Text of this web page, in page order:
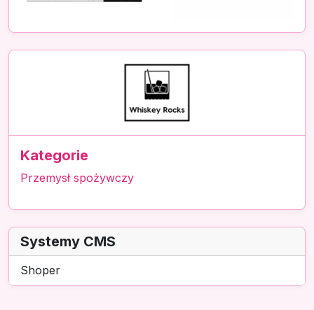
Kategorie
Przemysł spożywczy
Systemy CMS
Shoper